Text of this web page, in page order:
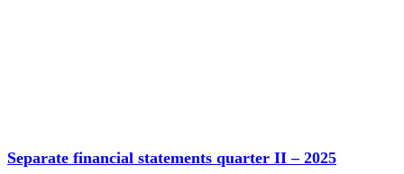
Separate financial statements quarter II – 2025